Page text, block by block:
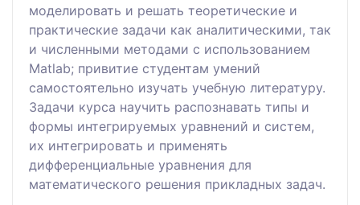
моделировать и решать теоретические и
практические задачи как аналитическими, так
и численными методами с использованием
Matlab; привитие студентам умений
самостоятельно изучать учебную литературу.
Задачи курса научить распознавать типы и
формы интегрируемых уравнений и систем,
их интегрировать и применять
дифференциальные уравнения для
математического решения прикладных задач.